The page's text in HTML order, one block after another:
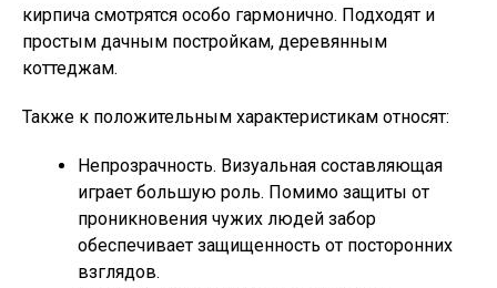
кирпича смотрятся особо гармонично. Подходят и
простым дачным постройкам, деревянным
коттеджам.
Также к положительным характеристикам относят:
Непрозрачность. Визуальная составляющая
играет большую роль. Помимо защиты от
проникновения чужих людей забор
обеспечивает защищенность от посторонних
взглядов.